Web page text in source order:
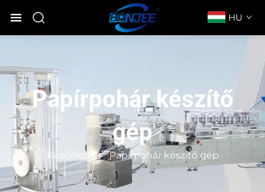
HU
Papírpohár készítő
gép
Kezdőlap Papírpohár készítő gép